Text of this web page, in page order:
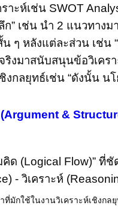
าะห์เช่น SWOT
ก” เช่น นำ 2 แนวทางม
น ๆ หลังแต่ละส่วน เช่น
ริงมาสนับสนุนข้อวิเคร
งกลยุทธ์เช่น “ดังนั้น น
Argument &
คิด (Logical Flow)” ที่ชั
- วิเคราะห์ (
ที่มักใช้ในงานวิเคราะห์เชิง